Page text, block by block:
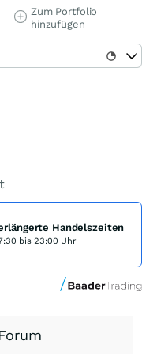
Zum Portfolio
hinzufügen
Handelszeiten
bis 23:00 Uhr